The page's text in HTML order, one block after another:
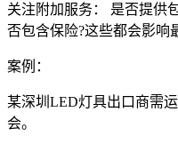
关注附加服务： 是否提供
否包含保险?这些都会影响
案例：
某深圳LED灯具出口商需
会。